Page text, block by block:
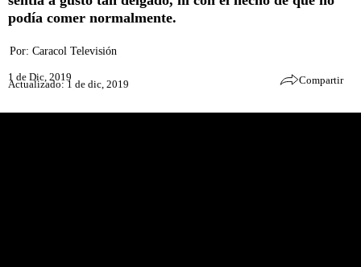
podía comer normalmente.
Por: Caracol Televisión
1 de Dic, 2019
Actualizado: 1 de dic, 2019 Compartir